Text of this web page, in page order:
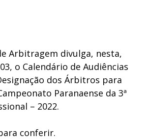
Arbitragem divulga, nesta,
o Calendário de Audiências
dos Árbitros para
Paranaense da 3ª
– 2022.
conferir.